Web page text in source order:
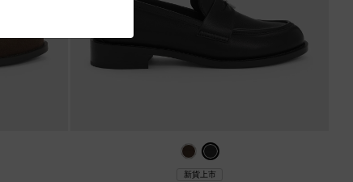
新貨上市